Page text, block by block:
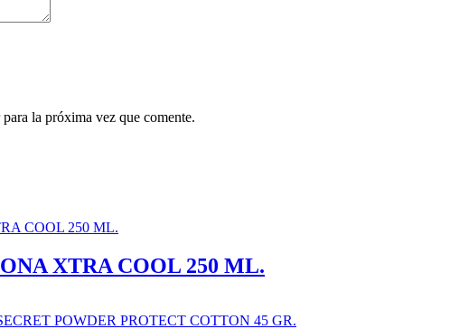
la próxima vez que comente.
XTRA COOL 250 ML.